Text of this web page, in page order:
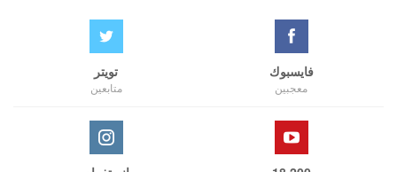
فايسبوك
معجبين
تويتر
متابعين